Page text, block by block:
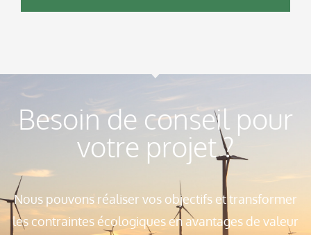
Besoin de conseil pour
votre projet ?
Nous pouvons réaliser vos objectifs et transformer
les contraintes écologiques en avantages de valeur